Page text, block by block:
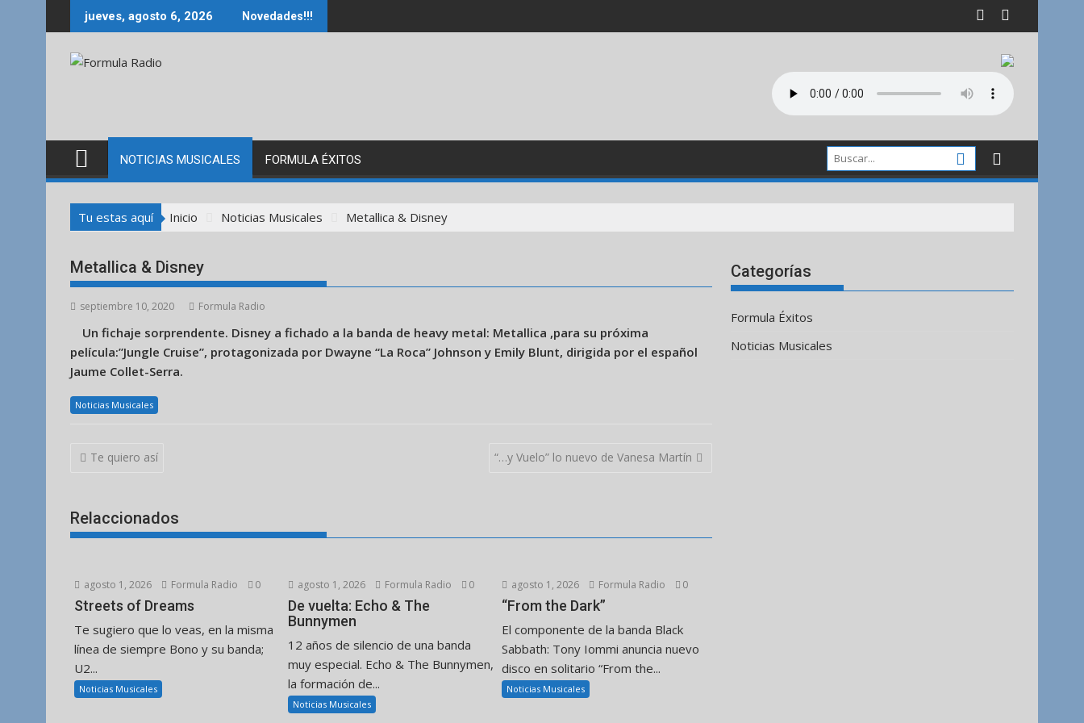
al
jueves, agosto 6, 2026 Novedades!!!
NOTICIAS MUSICALES FORMULA ÉXITOS
Tu estas aquí Inicio Noticias Musicales Metallica & Disney
Metallica & Disney
septiembre 10, 2020 Formula Radio
Un fichaje sorprendente. Disney a fichado a la banda de heavy metal: Metallica ,para su próxima
película:”Jungle Cruise”, protagonizada por Dwayne “La Roca” Johnson y Emily Blunt, dirigida por el español
Jaume Collet-Serra.
Noticias Musicales
Navegación
Te quiero así “…y Vuelo” lo nuevo de Vanesa Martín
Relaccionados
agosto 1, 2026 Formula Radio 0
Streets of Dreams
Te sugiero que lo veas, en la misma
línea de siempre Bono y su banda;
U2...
Noticias Musicales
agosto 1, 2026 Formula Radio 0
De vuelta: Echo & The
Bunnymen
12 años de silencio de una banda
muy especial. Echo & The Bunnymen,
la formación de...
Noticias Musicales
agosto 1, 2026 Formula Radio 0
“From the Dark”
El componente de la banda Black
Sabbath: Tony Iommi anuncia nuevo
disco en solitario “From the...
Noticias Musicales
Categorías
Formula Éxitos
Noticias Musicales